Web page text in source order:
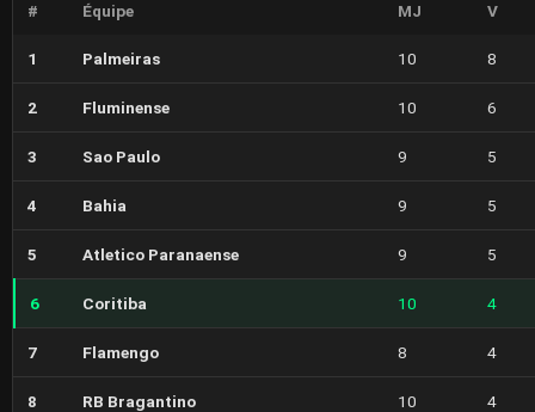
# Équipe MJ V
1 Palmeiras 10 8
2 Fluminense 10 6
3 Sao Paulo 9 5
4 Bahia 9 5
5 Atletico Paranaense 9 5
6 Coritiba 10 4
7 Flamengo 8 4
8 RB Bragantino 10 4